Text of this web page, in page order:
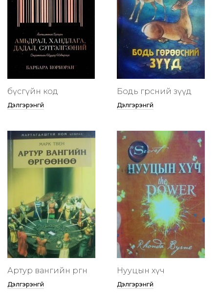
бүсгүйн код
Дэлгэрэнгүй
Бодь гөрөөсний зүүд
Дэлгэрэнгүй
Артур вангийн өргөөнөө
Дэлгэрэнгүй
Нууцын хүч
Дэлгэрэнгүй